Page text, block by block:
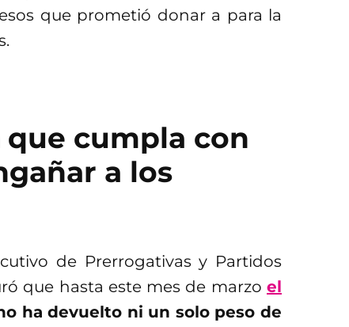
que prometió donar a para la
que cumpla con
a los
de Prerrogativas y Partidos
que hasta este mes de marzo el
ha devuelto ni un solo peso de